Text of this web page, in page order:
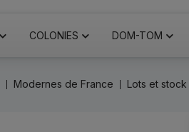
COLONIES DOM-TOM
Modernes de France Lots et stock